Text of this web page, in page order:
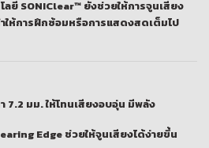
ลยี SONIClear™ ยังช่วยให้การจูนเสียง
ให้การฝึกซ้อมหรือการแสดงสดเต็มไป
7.2 มม. ให้โทนเสียงอบอุ่น มีพลัง
Edge ช่วยให้จูนเสียงได้ง่ายขึ้น